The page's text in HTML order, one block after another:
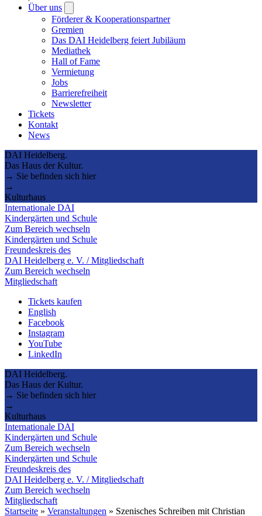
Über uns
submenu
Förderer & Kooperationspartner
Gremien
Das DAI Heidelberg feiert Jubiläum
Mediathek
Hall of Fame
Vermietung
Jobs
Barrierefreiheit
Newsletter
Tickets
Kontakt
News
DAI Heidelberg.
Das Haus der Kultur.
→ Sie befinden sich hier
→
Kulturhaus
Internationale DAI
Kindergärten und Schule
Zum Bereich wechseln
Kindergärten und Schule
Freundeskreis des
DAI Heidelberg e. V. / Mitgliedschaft
Zum Bereich wechseln
Mitgliedschaft
Tickets kaufen
English
Facebook
Instagram
YouTube
LinkedIn
DAI Heidelberg.
Das Haus der Kultur.
→ Sie befinden sich hier
→
Kulturhaus
Internationale DAI
Kindergärten und Schule
Zum Bereich wechseln
Kindergärten und Schule
Freundeskreis des
DAI Heidelberg e. V. / Mitgliedschaft
Zum Bereich wechseln
Mitgliedschaft
Startseite » Veranstaltungen » Szenisches Schreiben mit Christian